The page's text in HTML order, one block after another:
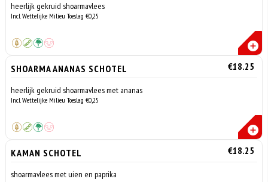
heerlijk gekruid shoarmavlees
Incl. Wettelijke Milieu Toeslag €0,25
SHOARMA ANANAS SCHOTEL €18.25
heerlijk gekruid shoarmavlees met ananas
Incl. Wettelijke Milieu Toeslag €0,25
KAMAN SCHOTEL €18.25
shoarmavlees met uien en paprika